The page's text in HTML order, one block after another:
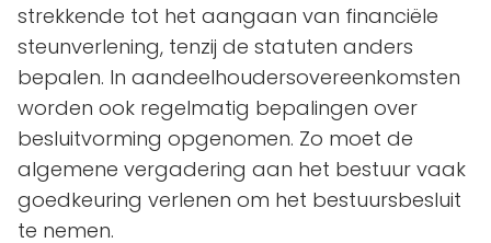
strekkende tot het aangaan van financiële
steunverlening, tenzij de statuten anders
bepalen. In aandeelhoudersovereenkomsten
worden ook regelmatig bepalingen over
besluitvorming opgenomen. Zo moet de
algemene vergadering aan het bestuur vaak
goedkeuring verlenen om het bestuursbesluit
te nemen.